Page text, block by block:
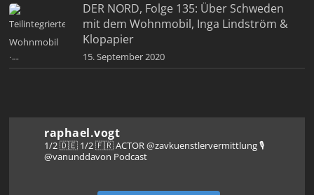
DER NORD, Folge 135: Über Schweden
mit dem Wohnmobil, Inga Lindström &
Klopapier
15. September 2020
raphael.vogt
1/2 🇩🇪 1/2 🇫🇷 ACTOR @zavkuenstlervermittlung🎙️
@vanunddavon Podcast